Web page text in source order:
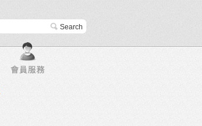
進階搜尋